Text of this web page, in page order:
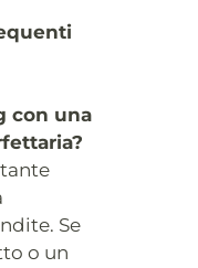
con una
Se
o un